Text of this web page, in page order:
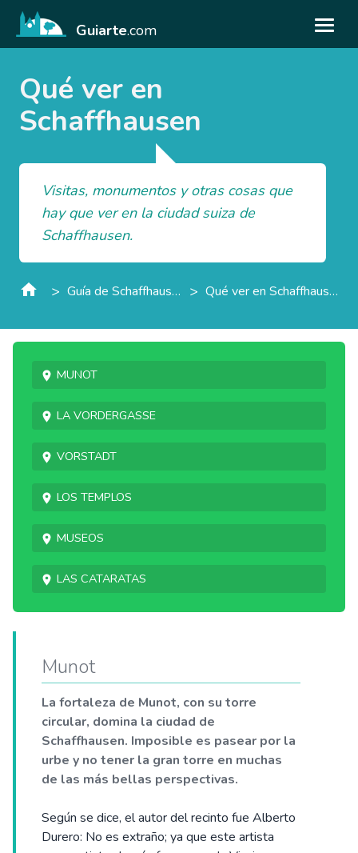
Guiarte.com
Qué ver en
Schaffhausen
Visitas, monumentos y otras cosas que
hay que ver en la ciudad suiza de
Schaffhausen.
> Guía de Schaffhausen > Qué ver en Schaffhausen
Munot
La Vordergasse
Vorstadt
Los templos
Museos
Las cataratas
Munot
La fortaleza de Munot, con su torre
circular, domina la ciudad de
Schaffhausen. Imposible es pasear por la
urbe y no tener la gran torre en muchas
de las más bellas perspectivas.
Según se dice, el autor del recinto fue Alberto
Durero: No es extraño; ya que este artista